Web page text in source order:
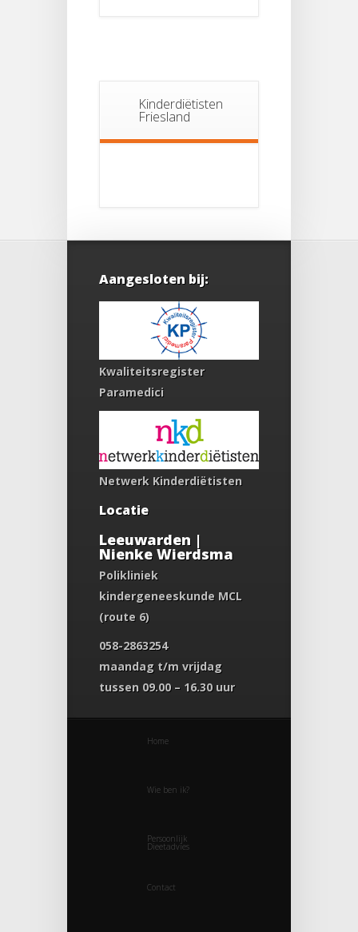
Kinderdiëtisten
Friesland
Aangesloten bij:
Kwaliteitsregister
Paramedici
Netwerk Kinderdiëtisten
Locatie
Leeuwarden |
Nienke Wierdsma
Polikliniek
kindergeneeskunde MCL
(route 6)
058-2863254
maandag t/m vrijdag
tussen 09.00 – 16.30 uur
Home
Wie ben ik?
Persoonlijk
Dieetadvies
Contact